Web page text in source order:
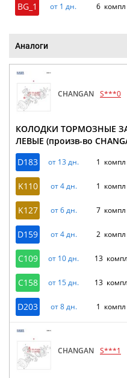
BG_1 от 1 дн. 6 компл
Аналоги
CHANGAN S***0
КОЛОДКИ ТОРМОЗНЫЕ
ЛЕВЫЕ (произв-во
D183
от 13 дн. 1 компл
K110 от 4 дн. 1 компл
K127 от 6 дн. 7 компл
D159 от 4 дн. 2 компл
C109 от 10 дн. 13 компл
C158 от 15 дн. 13 компл
D203 от 8 дн. 1 компл
CHANGAN S***1